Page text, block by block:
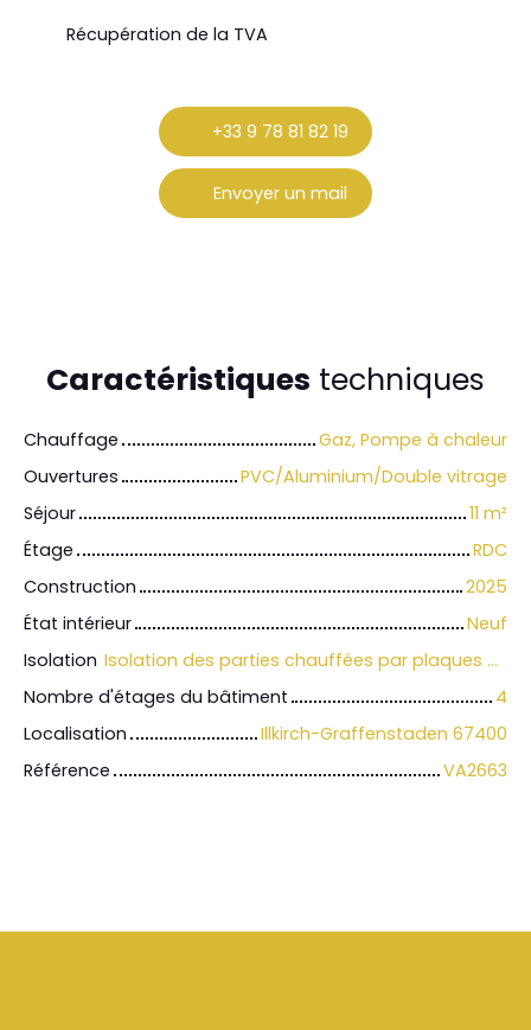
Récupération de la TVA
+33 9 78 81 82 19
Envoyer un mail
Caractéristiques techniques
Chauffage
Gaz, Pompe à chaleur
Ouvertures
PVC/Aluminium/Double vitrage
Séjour
11 m²
Étage
RDC
Construction
2025
État intérieur
Neuf
Isolation
Isolation des parties chauffées par plaques de polystyrène renforcées ou flocage
Nombre d'étages du bâtiment
4
Localisation
Illkirch-Graffenstaden 67400
Référence
VA2663